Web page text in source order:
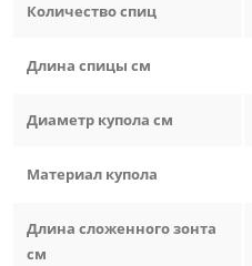
Количество спиц
Длина спицы см
Диаметр купола см
Материал купола
Длина сложенного зонта
см